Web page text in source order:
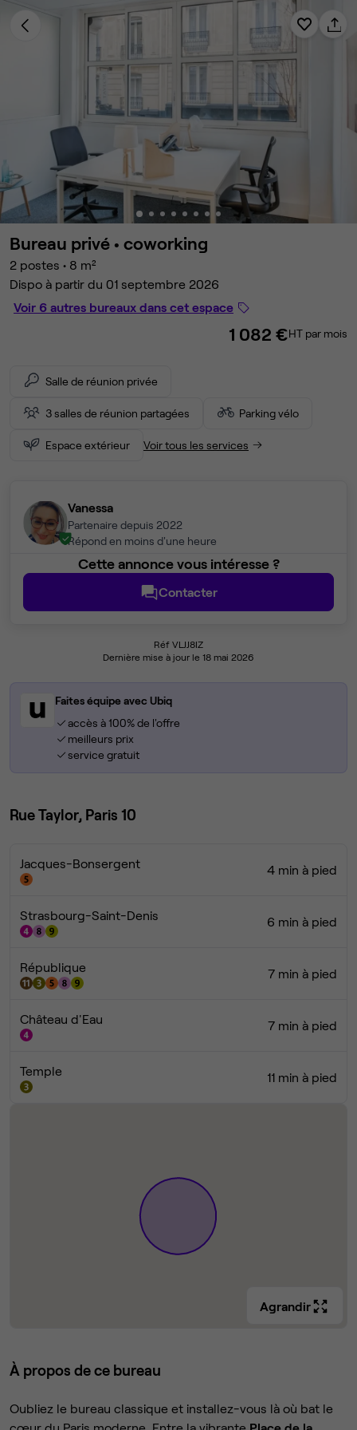
Bureau privé • coworking
2 postes • 8 m²
Dispo à partir du 01 septembre 2026
Voir 6 autres bureaux dans cet espace
1 082 €HT par mois
Salle de réunion privée
3 salles de réunion partagées Parking vélo
Espace extérieur Voir tous les services
Vanessa
Partenaire depuis 2022
Répond en moins d'une heure
Cette annonce vous intéresse ?
Contacter
Réf VLJJ8IZ
Dernière mise à jour le 18 mai 2026
Faites équipe avec Ubiq
accès à 100% de l'offre
meilleurs prix
service gratuit
Rue Taylor, Paris 10
Jacques-Bonsergent 4 min à pied
Strasbourg-Saint-Denis 6 min à pied
République 7 min à pied
Château d'Eau 7 min à pied
Temple 11 min à pied
Agrandir
À propos de ce bureau
Oubliez le bureau classique et installez-vous là où bat le